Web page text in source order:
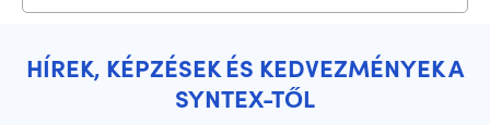
HÍREK, KÉPZÉSEK ÉS KEDVEZMÉNYEK A
SYNTEX-TŐL